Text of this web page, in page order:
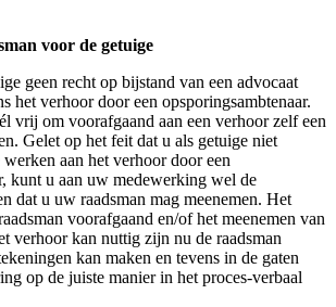
voor de getuige
geen recht op bijstand van een advocaat
het verhoor door een opsporingsambtenaar.
vrij om voorafgaand aan een verhoor zelf een
Gelet op het feit dat u als getuige niet
aan het verhoor door een
kunt u aan uw medewerking wel de
dat u uw raadsman mag meenemen. Het
voorafgaand en/of het meenemen van
verhoor kan nuttig zijn nu de raadsman
kan maken en tevens in de gaten
op de juiste manier in het proces-verbaal